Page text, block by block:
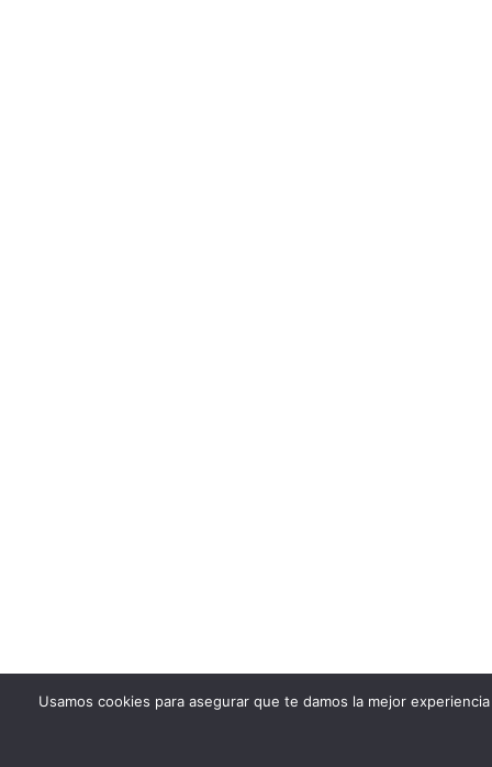
Usamos cookies para asegurar que te damos la mejor